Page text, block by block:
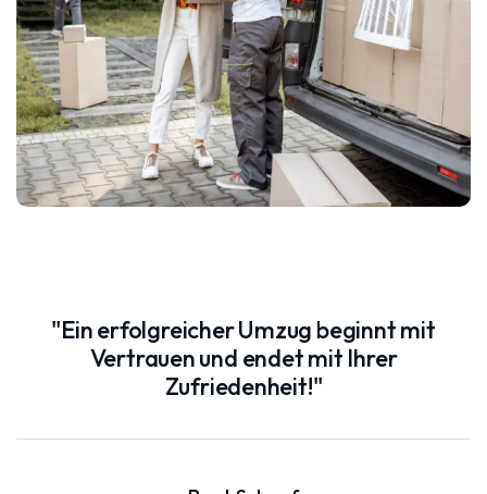
"Ein erfolgreicher Umzug beginnt mit
Vertrauen und endet mit Ihrer
Zufriedenheit!"